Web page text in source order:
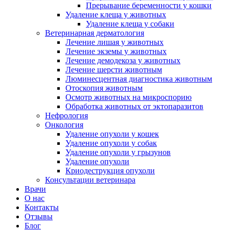
Прерывание беременности у кошки
Удаление клеща у животных
Удаление клеща у собаки
Ветеринарная дерматология
Лечение лишая у животных
Лечение экземы у животных
Лечение демодекоза у животных
Лечение шерсти животным
Люминесцентная диагностика животным
Отоскопия животным
Осмотр животных на микроспорию
Обработка животных от эктопаразитов
Нефрология
Онкология
Удаление опухоли у кошек
Удаление опухоли у собак
Удаление опухоли у грызунов
Удаление опухоли
Криодеструкция опухоли
Консультации ветеринара
Врачи
О нас
Контакты
Отзывы
Блог